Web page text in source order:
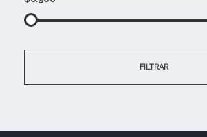
FILTRAR